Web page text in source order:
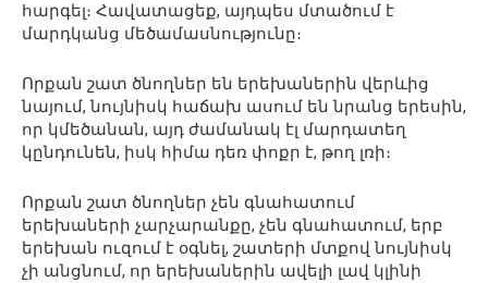
հարգել։ Հավատացեք, այդպես մտածում է
մարդկանց մեծամասնությունը։
Որքան շատ ծնողներ են երեխաներին վերևից
նայում, նույնիսկ հաճախ ասում են նրանց երեսին,
որ կմեծանան, այդ ժամանակ էլ մարդատեղ
կընդունեն, իսկ հիմա դեռ փոքր է, թող լռի։
Որքան շատ ծնողներ չեն գնահատում
երեխաների չարչարանքը, չեն գնահատում, երբ
երեխան ուզում է օգնել, շատերի մտքով նույնիսկ
չի անցնում, որ երեխաներին ավելի լավ կլինի